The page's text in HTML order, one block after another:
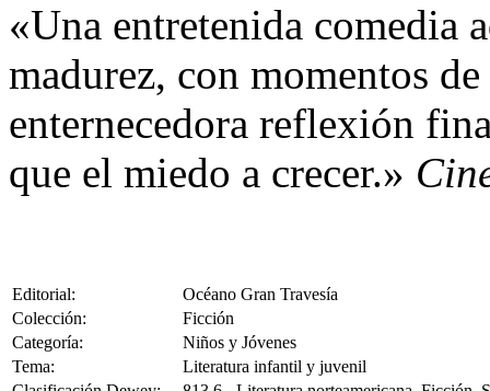
«Una entretenida comedia
madurez, con momentos
enternecedora reflexión
que el miedo a crecer.»
Editorial:
Océano Gran Travesía
Colección:
Ficción
Categoría:
Niños y Jóvenes
Tema:
Literatura infantil y juvenil